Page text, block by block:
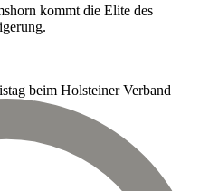
kommt die Elite des
beim Holsteiner Verband